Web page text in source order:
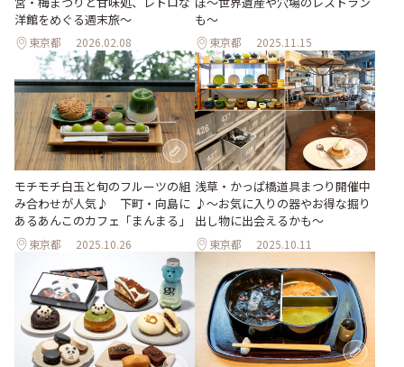
洋館をめぐる週末旅～
東京都 2026.02.08
も～
東京都 2025.11.15
モチモチ白玉と旬のフルーツの組
み合わせが人気♪ 下町・向島に
あるあんこのカフェ「まんまる」
東京都 2025.10.26
浅草・かっぱ橋道具まつり開催中
♪～お気に入りの器やお得な掘り
出し物に出会えるかも～
東京都 2025.10.11